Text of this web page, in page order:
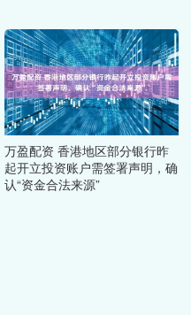
万盈配资 香港地区部分银行昨
起开立投资账户需签署声明，确
认“资金合法来源”